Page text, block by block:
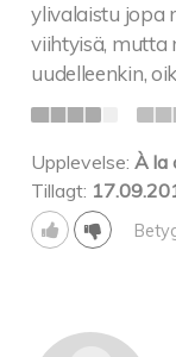
ja
Base’s cheddar
patty with
tomato,
Pulled beef
ylikypsästä
mausteista
marinoitua
tomato,
ylivalaistu jopa
viihtyisä, mutta
uudelleenkin,
Upplevelse:À la
Tillagt: